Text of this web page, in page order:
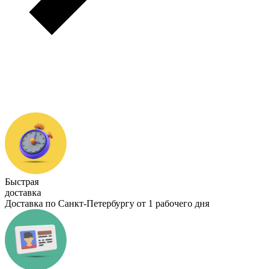
Быстрая
доставка
Доставка по Санкт-Петербургу от 1 рабочего дня